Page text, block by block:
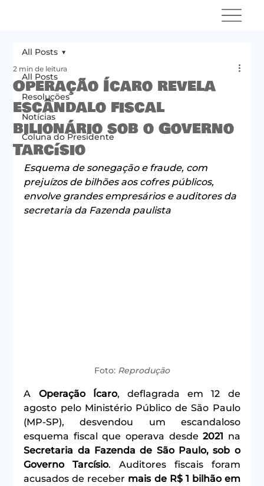
All Posts
Resoluções
Notícias
Coluna do Presidente
All Posts
Operação Ícaro revela
escândalo fiscal
bilionário sob o Governo
Tarcísio
2 min de leitura
Esquema de sonegação e fraude, com
prejuízos de bilhões aos cofres públicos,
envolve grandes empresários e auditores da
secretaria da Fazenda paulista
Foto: Reprodução
A Operação Ícaro, deflagrada em 12 de
agosto pelo Ministério Público de São Paulo
(MP-SP), desvendou um escandaloso
esquema fiscal que operava desde 2021
Secretaria da Fazenda de São Paulo, sob o
Governo Tarcísio. Auditores fiscais foram
acusados de receber mais de R$ 1 bilhão em